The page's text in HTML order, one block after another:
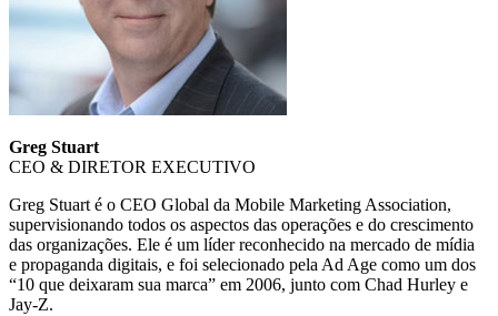
Greg Stuart
CEO & DIRETOR EXECUTIVO
Greg Stuart é o CEO Global da Mobile Marketing Association,
supervisionando todos os aspectos das operações e do crescimento
das organizações. Ele é um líder reconhecido na mercado de mídia
e propaganda digitais, e foi selecionado pela Ad Age como um dos
“10 que deixaram sua marca” em 2006, junto com Chad Hurley e
Jay-Z.